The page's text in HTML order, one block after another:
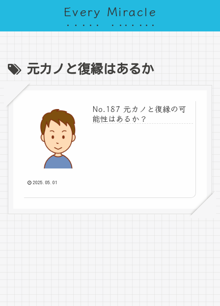
Every Miracle
元カノと復縁はあるか
No.187 元カノと復縁の可
能性はあるか？
2025.05.01